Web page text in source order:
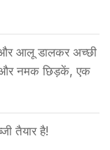
और आलू डालकर अच्छी
और नमक छिड़कें, एक
तैयार है!